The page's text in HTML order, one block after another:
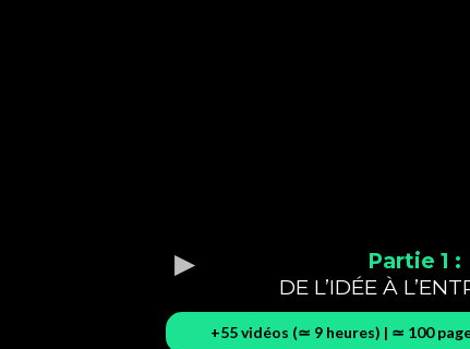
Partie 1 :
DE L’IDÉE À
+55 vidéos (≃ 9 heures) | ≃ 100